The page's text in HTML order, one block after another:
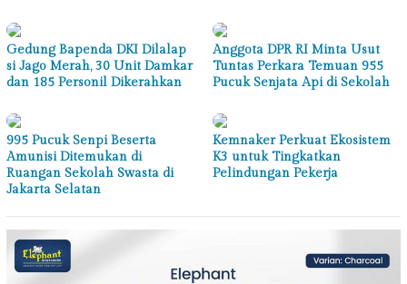
Gedung Bapenda DKI Dilalap
si Jago Merah, 30 Unit Damkar
dan 185 Personil Dikerahkan
Anggota DPR RI Minta Usut
Tuntas Perkara Temuan 955
Pucuk Senjata Api di Sekolah
995 Pucuk Senpi Beserta
Amunisi Ditemukan di
Ruangan Sekolah Swasta di
Jakarta Selatan
Kemnaker Perkuat Ekosistem
K3 untuk Tingkatkan
Pelindungan Pekerja